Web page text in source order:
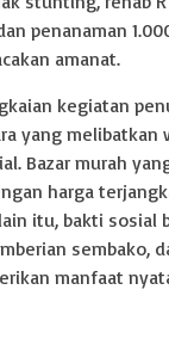
penanaman
amanat.
kegiatan
yang melibatkan
Bazar murah
harga
itu, bakti sosial
sembako,
manfaat